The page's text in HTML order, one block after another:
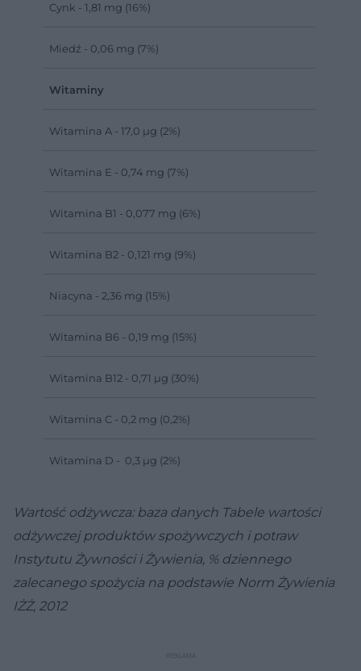
Cynk - 1,81 mg (16%)
Miedź - 0,06 mg (7%)
Witaminy
Witamina A - 17,0 µg (2%)
Witamina E - 0,74 mg (7%)
Witamina B1 - 0,077 mg (6%)
Witamina B2 - 0,121 mg (9%)
Niacyna - 2,36 mg (15%)
Witamina B6 - 0,19 mg (15%)
Witamina B12 - 0,71 µg (30%)
Witamina C - 0,2 mg (0,2%)
Witamina D - 0,3 µg (2%)
Wartość odżywcza: baza danych Tabele wartości
odżywczej produktów spożywczych i potraw
Instytutu Żywności i Żywienia, % dziennego
zalecanego spożycia na podstawie Norm Żywienia
IŻŻ, 2012